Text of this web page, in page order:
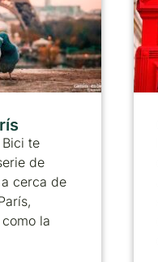
te
de
cerca de
la